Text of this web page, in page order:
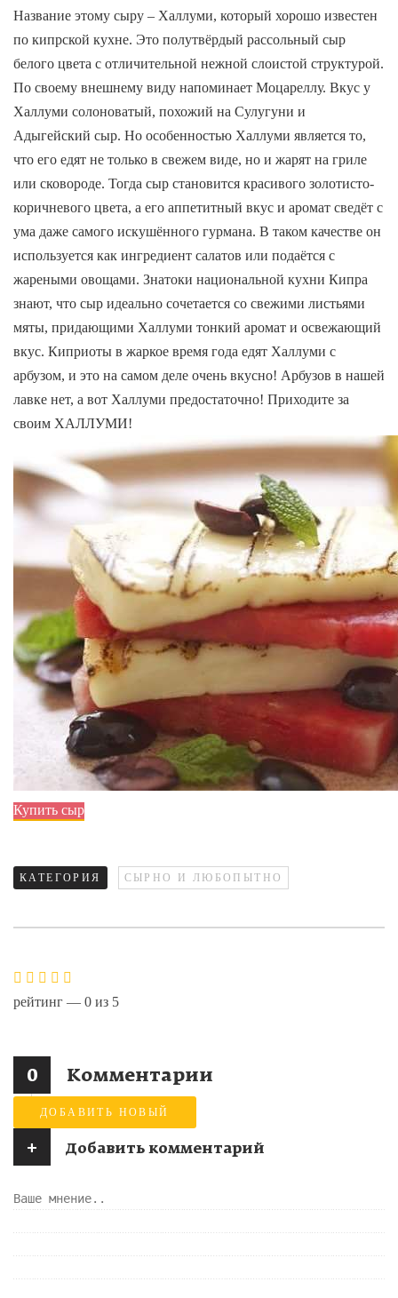
Название этому сыру – Халлуми, который хорошо известен
по кипрской кухне. Это полутвёрдый рассольный сыр
белого цвета с отличительной нежной слоистой структурой.
По своему внешнему виду напоминает Моцареллу. Вкус у
Халлуми солоноватый, похожий на Сулугуни и
Адыгейский сыр. Но особенностью Халлуми является то,
что его едят не только в свежем виде, но и жарят на гриле
или сковороде. Тогда сыр становится красивого золотисто-
коричневого цвета, а его аппетитный вкус и аромат сведёт с
ума даже самого искушённого гурмана. В таком качестве он
используется как ингредиент салатов или подаётся с
жареными овощами. Знатоки национальной кухни Кипра
знают, что сыр идеально сочетается со свежими листьями
мяты, придающими Халлуми тонкий аромат и освежающий
вкус. Киприоты в жаркое время года едят Халлуми с
арбузом, и это на самом деле очень вкусно! Арбузов в нашей
лавке нет, а вот Халлуми предостаточно! Приходите за
своим ХАЛЛУМИ!
Купить сыр
КАТЕГОРИЯ СЫРНО И ЛЮБОПЫТНО
рейтинг — 0 из 5
0 Комментарии
ДОБАВИТЬ НОВЫЙ
+ Добавить комментарий